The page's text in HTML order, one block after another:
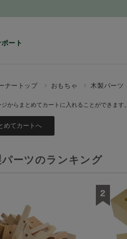
ート
ナートップ おもちゃ 木製パーツ
からまとめてカートに入れることができます。
パーツのランキング